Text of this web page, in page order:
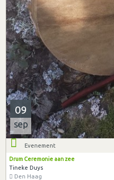
09
sep
Evenement
Drum Ceremonie aan zee
Tineke Duys
Den Haag